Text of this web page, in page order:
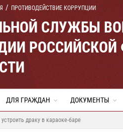
ПРОТИВОДЕЙСТВИЕ КОРРУПЦИИ
СЛУЖБЫ
РОССИЙСКОЙ
ДЛЯ ГРАЖДАН ДОКУМЕНТЫ
драку в караоке-баре